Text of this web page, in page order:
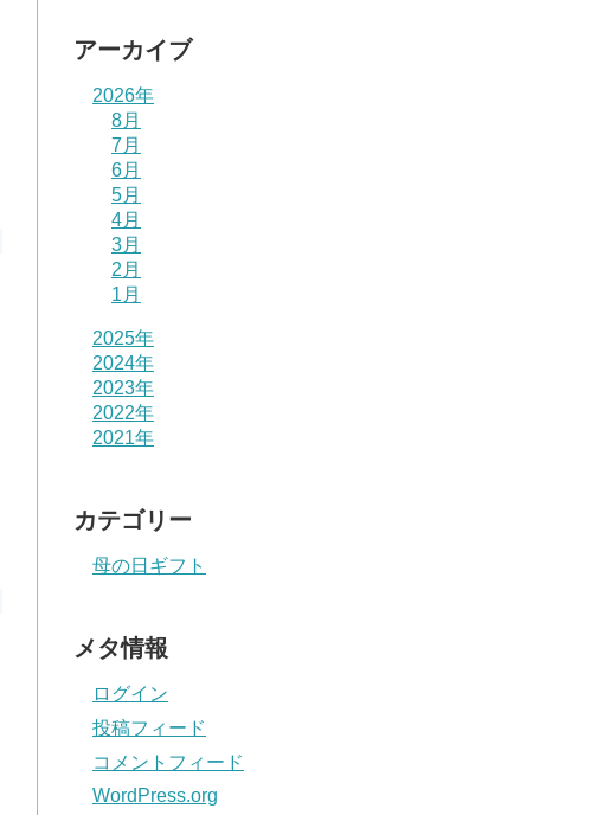
アーカイブ
2026年
8月
7月
6月
5月
4月
3月
2月
1月
2025年
2024年
2023年
2022年
2021年
カテゴリー
母の日ギフト
メタ情報
ログイン
投稿フィード
コメントフィード
WordPress.org